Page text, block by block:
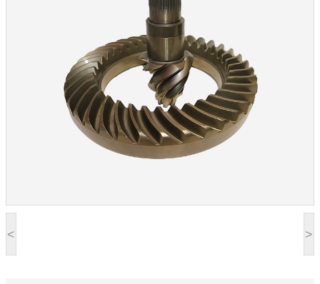
< >